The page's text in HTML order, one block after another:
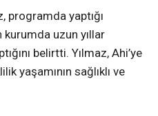
programda yaptığı
kurumda uzun yıllar
belirtti. Yılmaz, Ahi’ye
yaşamının sağlıklı ve